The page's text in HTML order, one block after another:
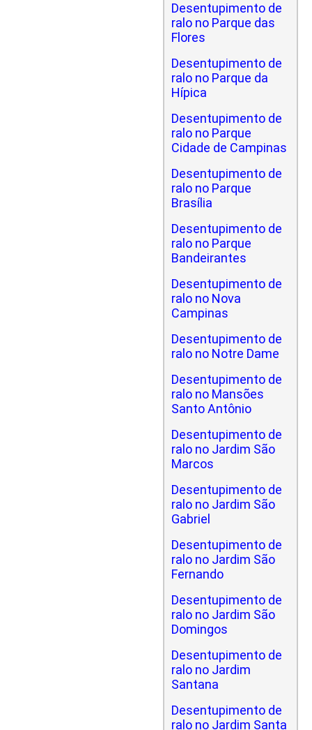
Desentupimento de
ralo no Parque das
Flores
Desentupimento de
ralo no Parque da
Hípica
Desentupimento de
ralo no Parque
Cidade de Campinas
Desentupimento de
ralo no Parque
Brasília
Desentupimento de
ralo no Parque
Bandeirantes
Desentupimento de
ralo no Nova
Campinas
Desentupimento de
ralo no Notre Dame
Desentupimento de
ralo no Mansões
Santo Antônio
Desentupimento de
ralo no Jardim São
Marcos
Desentupimento de
ralo no Jardim São
Gabriel
Desentupimento de
ralo no Jardim São
Fernando
Desentupimento de
ralo no Jardim São
Domingos
Desentupimento de
ralo no Jardim
Santana
Desentupimento de
ralo no Jardim Santa